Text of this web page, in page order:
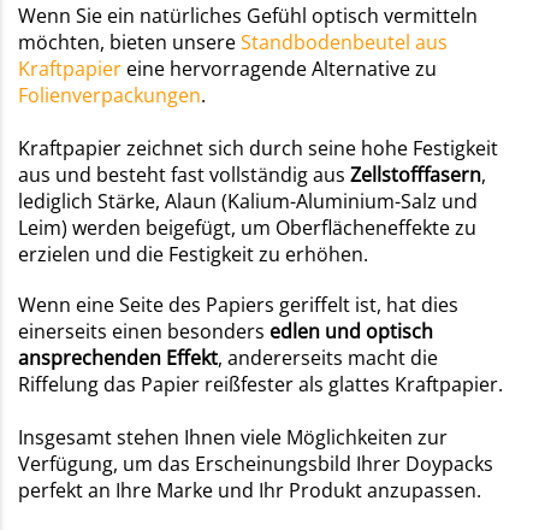
Wenn Sie ein natürliches Gefühl optisch vermitteln
möchten, bieten unsereStandbodenbeutel aus
Kraftpapier eine hervorragende Alternative zu
Folienverpackungen.
Kraftpapier zeichnet sich durch seine hohe Festigkeit
aus und besteht fast vollständig aus Zellstofffasern,
lediglich Stärke, Alaun (Kalium-Aluminium-Salz und
Leim) werden beigefügt, um Oberflächeneffekte zu
erzielen und die Festigkeit zu erhöhen.
Wenn eine Seite des Papiers geriffelt ist, hat dies
einerseits einen besonders edlen und optisch
ansprechenden Effekt, andererseits macht die
Riffelung das Papier reißfester als glattes Kraftpapier.
Insgesamt stehen Ihnen viele Möglichkeiten zur
Verfügung, um das Erscheinungsbild Ihrer Doypacks
perfekt an Ihre Marke und Ihr Produkt anzupassen.